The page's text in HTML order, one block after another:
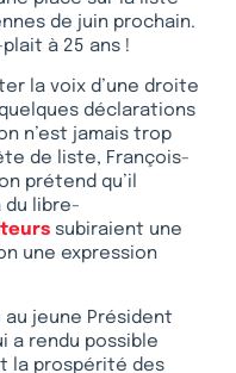
de juin prochain.
à 25 ans !
la voix d’une droite
déclarations
n’est jamais trop
de liste, François-
prétend qu’il
du libre-
subiraient une
une expression
au jeune Président
a rendu possible
la prospérité des